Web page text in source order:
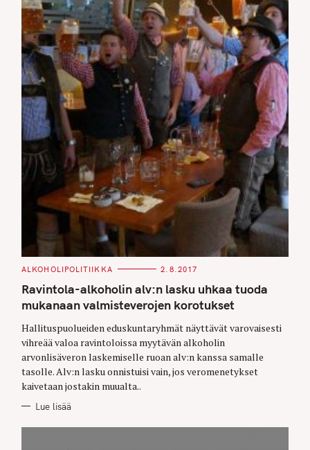
C
T
E
G
O
I
E
S
ALKOHOLIPOLITIIKKA 2.8.2017
Ravintola-alkoholin alv:n lasku uhkaa tuoda
mukanaan valmisteverojen korotukset
Hallituspuolueiden eduskuntaryhmät näyttävät varovaisesti
vihreää valoa ravintoloissa myytävän alkoholin
arvonlisäveron laskemiselle ruoan alv:n kanssa samalle
tasolle. Alv:n lasku onnistuisi vain, jos veromenetykset
kaivetaan jostakin muualta..
Lue lisää